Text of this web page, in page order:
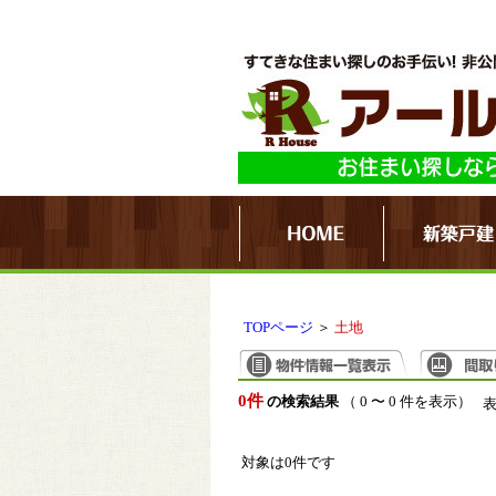
TOPページ ＞ 土地
0件 の検索結果（ 0 〜 0 件を表示）
対象は0件です